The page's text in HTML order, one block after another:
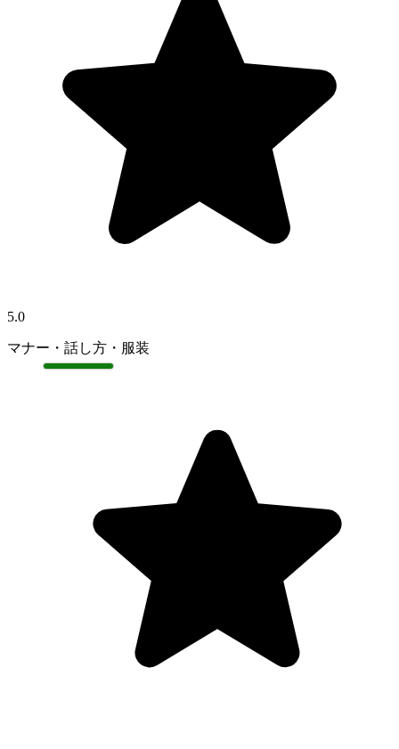
5.0
マナー・話し方・服装